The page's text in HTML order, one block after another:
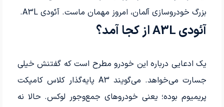
بزرگ خودروسازی آلمان، امروز مهمان ماست. آئودی A3L.
آئودی A3L از کجا آمد؟
یک ادعایی درباره این خودرو مطرح است که گفتنش خیلی
جسارت می‌خواهد. می‌گویند A3 پایه‌گذار کلاس کامپکت
پریمیوم بوده؛ یعنی خودروهای جمع‌وجور لوکس. حالا نه